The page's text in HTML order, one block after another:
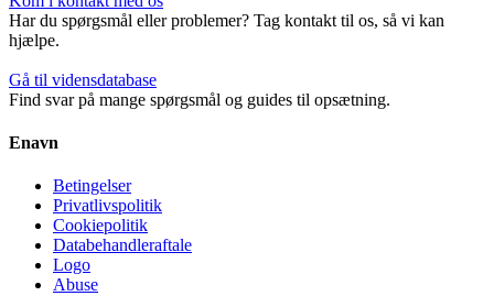
Har du spørgsmål eller problemer? Tag kontakt til os, så vi kan
hjælpe.
Gå til vidensdatabase
Find svar på mange spørgsmål og guides til opsætning.
Enavn
Betingelser
Privatlivspolitik
Cookiepolitik
Databehandleraftale
Logo
Abuse